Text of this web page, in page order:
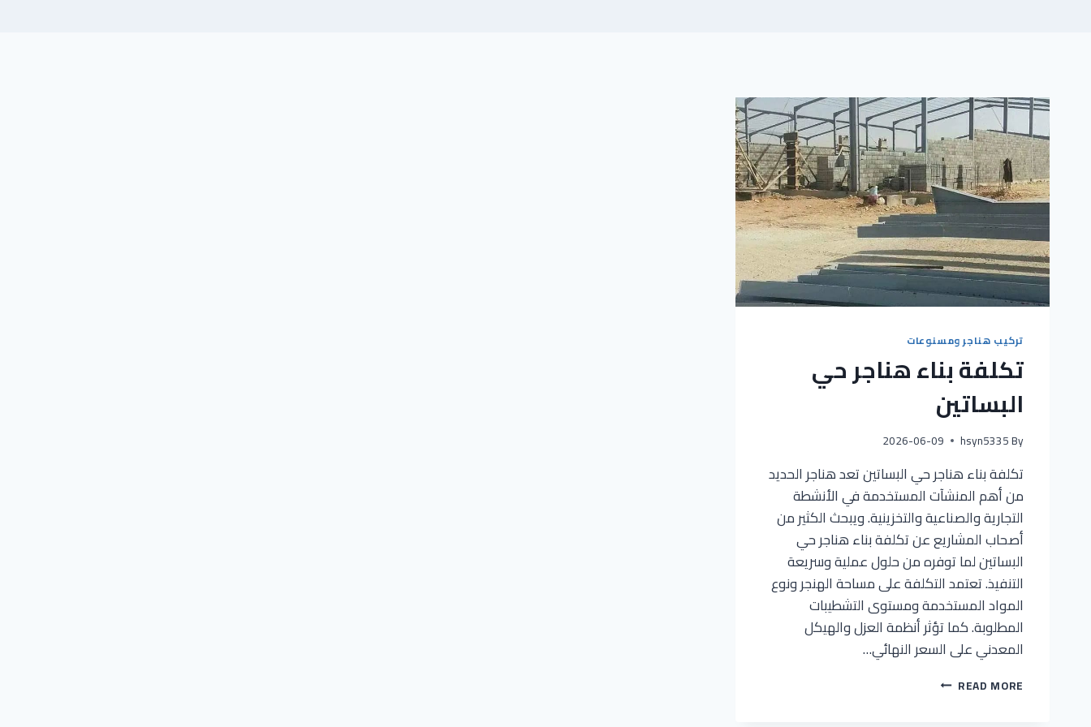
تركيب هناجر ومسنوعات
تكلفة بناء هناجر حي
البساتين
By
hsyn5335
2026-06-09
تكلفة بناء هناجر حي البساتين تعد هناجر الحديد
من أهم المنشآت المستخدمة في الأنشطة
التجارية والصناعية والتخزينية. ويبحث الكثير من
أصحاب المشاريع عن تكلفة بناء هناجر حي
البساتين لما توفره من حلول عملية وسريعة
التنفيذ. تعتمد التكلفة على مساحة الهنجر ونوع
المواد المستخدمة ومستوى التشطيبات
المطلوبة. كما تؤثر أنظمة العزل والهيكل
المعدني على السعر النهائي…
READ MORE